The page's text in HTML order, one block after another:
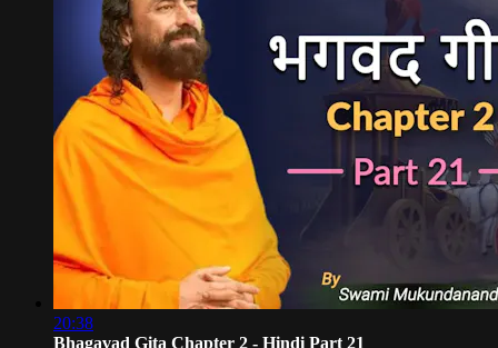
20:38
Bhagavad Gita Chapter 2 - Hindi Part 21